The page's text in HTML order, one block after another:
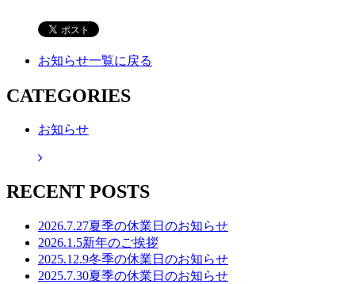
お知らせ一覧に戻る
CATEGORIES
お知らせ
RECENT POSTS
2026.7.27夏季の休業日のお知らせ
2026.1.5新年のご挨拶
2025.12.9冬季の休業日のお知らせ
2025.7.30夏季の休業日のお知らせ